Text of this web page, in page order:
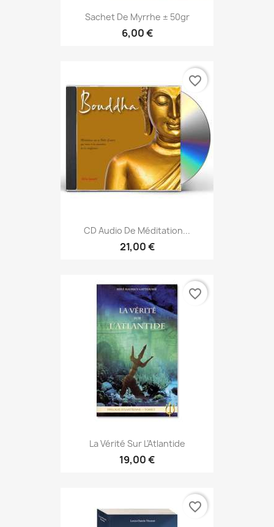
Sachet De Myrrhe ± 50gr
6,00 €
CD Audio De Méditation...
21,00 €
favorite_border
La Vérité Sur L’Atlantide
19,00 €
favorite_border
favorite_border